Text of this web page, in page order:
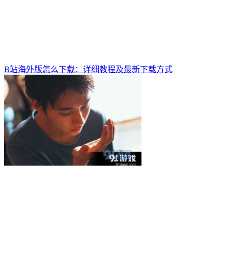
B站海外版怎么下载：详细教程及最新下载方式